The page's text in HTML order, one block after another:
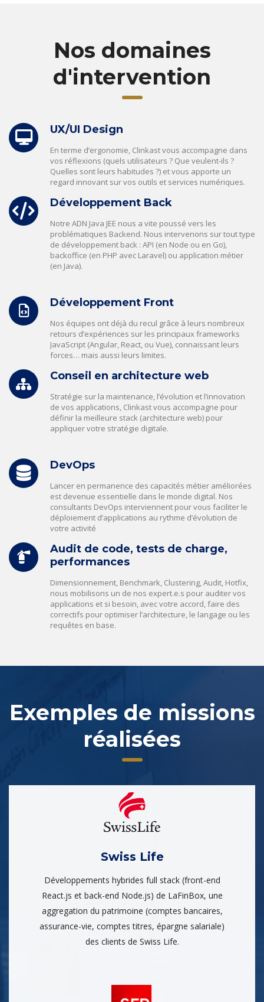
Nos domaines
d'intervention
UX/UI Design
En terme d’ergonomie, Clinkast vous accompagne dans
vos réflexions (quels utilisateurs ? Que veulent-ils ?
Quelles sont leurs habitudes ?) et vous apporte un
regard innovant sur vos outils et services numériques.
Développement Back
Notre ADN Java JEE nous a vite poussé vers les
problématiques Backend. Nous intervenons sur tout type
de développement back : API (en Node ou en Go),
backoffice (en PHP avec Laravel) ou application métier
(en Java).
Développement Front
Nos équipes ont déjà du recul grâce à leurs nombreux
retours d’expériences sur les principaux frameworks
JavaScript (Angular, React, ou Vue), connaissant leurs
forces… mais aussi leurs limites.
Conseil en architecture web
Stratégie sur la maintenance, l’évolution et l’innovation
de vos applications, Clinkast vous accompagne pour
définir la meilleure stack (architecture web) pour
appliquer votre stratégie digitale.
DevOps
Lancer en permanence des capacités métier améliorées
est devenue essentielle dans le monde digital. Nos
consultants DevOps interviennent pour vous faciliter le
déploiement d’applications au rythme d’évolution de
votre activité
Audit de code, tests de charge,
performances
Dimensionnement, Benchmark, Clustering, Audit, Hotfix,
nous mobilisons un de nos expert.e.s pour auditer vos
applications et si besoin, avec votre accord, faire des
correctifs pour optimiser l’architecture, le langage ou les
requêtes en base.
Exemples de missions
réalisées
Swiss Life
Développements hybrides full stack (front-end
React.js et back-end Node.js) de LaFinBox, une
aggregation du patrimoine (comptes bancaires,
assurance-vie, comptes titres, épargne salariale)
des clients de Swiss Life.